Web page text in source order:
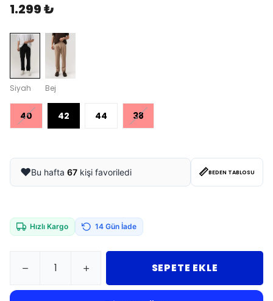
1.299 ₺
Siyah Bej
40 42 44 38
❤️Bu hafta 67 kişi favoriledi 📏BEDEN TABLOSU
Hızlı Kargo 14 Gün İade
SEPETE EKLE